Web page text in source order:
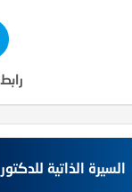
السيرة الذاتية